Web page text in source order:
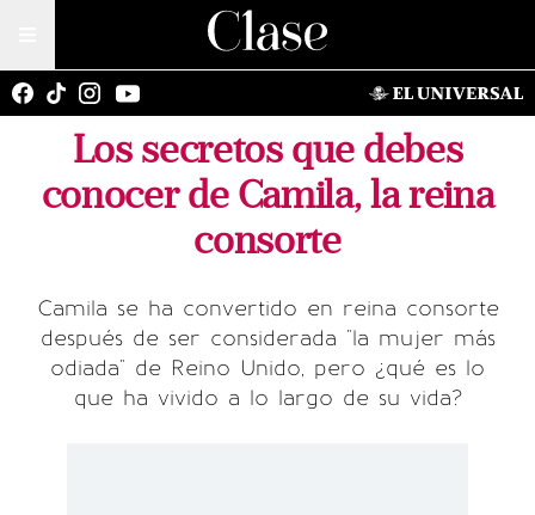
Los secretos que debes
conocer de Camila, la reina
consorte
Camila se ha convertido en reina consorte
después de ser considerada "la mujer más
odiada" de Reino Unido, pero ¿qué es lo
que ha vivido a lo largo de su vida?